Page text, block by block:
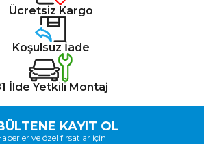
Ücretsiz Kargo
Koşulsuz İade
İlde Yetkili Montaj
KAYIT OL
ve özel fırsatlar için